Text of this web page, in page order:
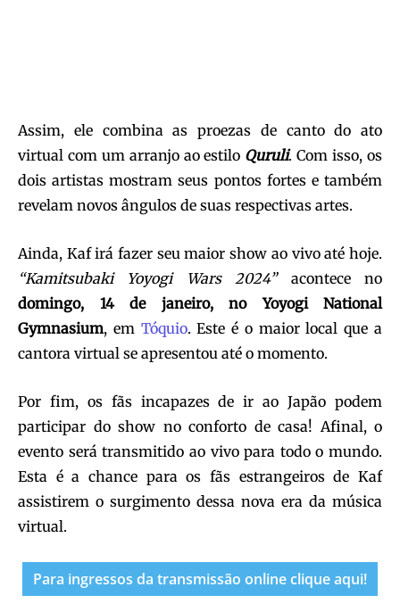
Assim, ele combina as proezas de canto do ato
virtual com um arranjo ao estilo Quruli. Com isso, os
dois artistas mostram seus pontos fortes e também
revelam novos ângulos de suas respectivas artes.
Ainda, Kaf irá fazer seu maior show ao vivo até hoje.
“Kamitsubaki Yoyogi Wars 2024”acontece no
domingo, 14 de janeiro, no Yoyogi National
Gymnasium, em Tóquio. Este é o maior local que a
cantora virtual se apresentou até o momento.
Por fim, os fãs incapazes de ir ao Japão podem
participar do show no conforto de casa! Afinal, o
evento será transmitido ao vivo para todo o mundo.
Esta é a chance para os fãs estrangeiros de Kaf
assistirem o surgimento dessa nova era da música
virtual.
Para ingressos da transmissão online clique aqui!